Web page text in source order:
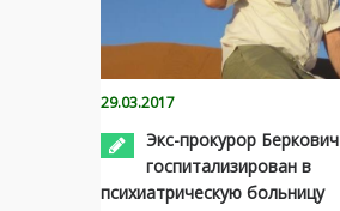
29.03.2017
Экс-прокурор Беркович
госпитализирован в
психиатрическую больницу